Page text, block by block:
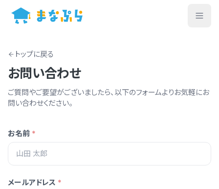
トップに戻る
お問い合わせ
ご質問やご要望がございましたら、以下のフォームよりお気軽にお
問い合わせください。
お名前 *
メールアドレス *